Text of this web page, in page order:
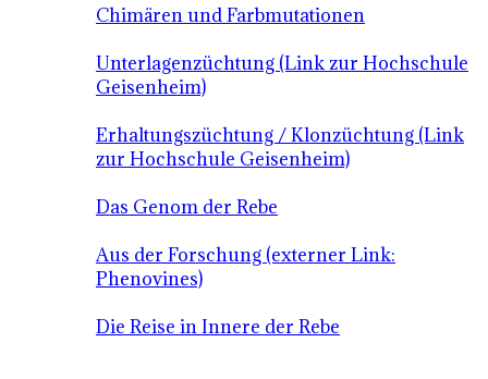
Chimären und Farbmutationen
Unterlagenzüchtung (Link zur Hochschule
Geisenheim)
Erhaltungszüchtung / Klonzüchtung (Link
zur Hochschule Geisenheim)
Das Genom der Rebe
Aus der Forschung (externer Link:
Phenovines)
Die Reise in Innere der Rebe